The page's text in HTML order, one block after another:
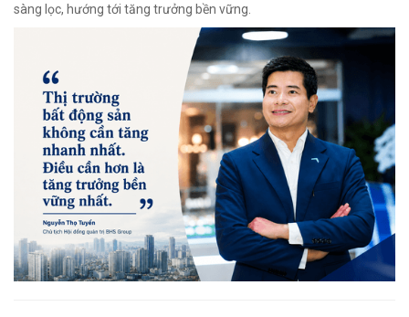
sàng lọc, hướng tới tăng trưởng bền vững.